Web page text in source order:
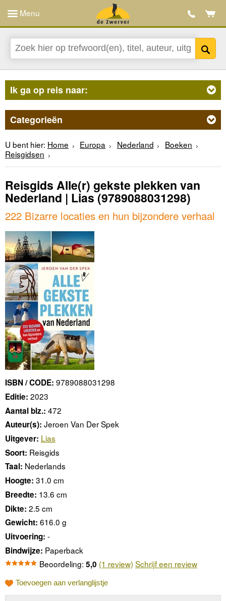
Menu
Ik ga op reis naar:
Categorieën
U bent hier: Home Europa Nederland
Boeken
Reisgidsen
Reisgids Alle(r) gekste plekken van
Nederland | Lias(9789088031298)
222 Bizarre locaties en hun bijzondere verhaal
ISBN / CODE: 9789088031298
Editie: 2023
Aantal blz.: 472
Auteur(s): Jeroen Van Der Spek
Uitgever: Lias
Soort: Reisgids
Taal: Nederlands
Hoogte: 31.0 cm
Breedte: 13.6 cm
Dikte: 2.5 cm
Gewicht: 616.0 g
Uitvoering: -
Bindwijze: Paperback
Beoordeling: 5,0 (1 review) Schrijf een review
Toevoegen aan verlanglijstje